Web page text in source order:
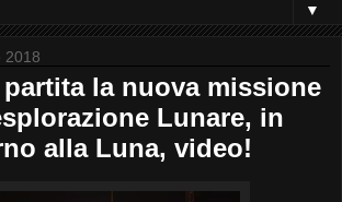
▼
2018
partita la nuova missione
Lunare, in
alla Luna, video!